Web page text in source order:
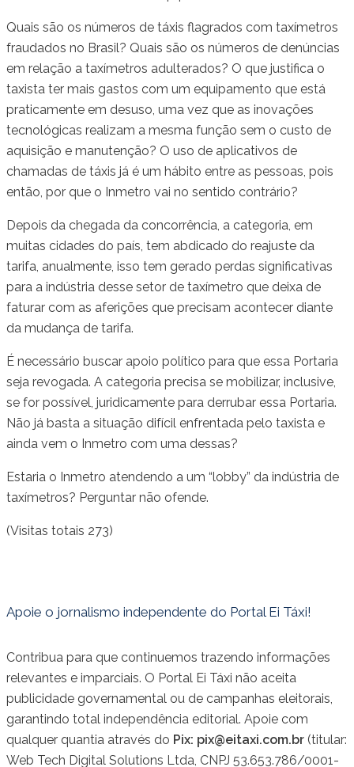
Quais são os números de táxis flagrados com taxímetros
fraudados no Brasil? Quais são os números de denúncias
em relação a taxímetros adulterados? O que justifica o
taxista ter mais gastos com um equipamento que está
praticamente em desuso, uma vez que as inovações
tecnológicas realizam a mesma função sem o custo de
aquisição e manutenção? O uso de aplicativos de
chamadas de táxis já é um hábito entre as pessoas, pois
então, por que o Inmetro vai no sentido contrário?
Depois da chegada da concorrência, a categoria, em
muitas cidades do país, tem abdicado do reajuste da
tarifa, anualmente, isso tem gerado perdas significativas
para a indústria desse setor de taxímetro que deixa de
faturar com as aferições que precisam acontecer diante
da mudança de tarifa.
É necessário buscar apoio político para que essa Portaria
seja revogada. A categoria precisa se mobilizar, inclusive,
se for possível, juridicamente para derrubar essa Portaria.
Não já basta a situação difícil enfrentada pelo taxista e
ainda vem o Inmetro com uma dessas?
Estaria o Inmetro atendendo a um “lobby” da indústria de
taxímetros? Perguntar não ofende.
(Visitas totais 273)
Apoie o jornalismo independente do Portal Ei Táxi!
Contribua para que continuemos trazendo informações
relevantes e imparciais. O Portal Ei Táxi não aceita
publicidade governamental ou de campanhas eleitorais,
garantindo total independência editorial. Apoie com
qualquer quantia através do Pix: pix@eitaxi.com.br (titular:
Web Tech Digital Solutions Ltda, CNPJ 53.653.786/0001-